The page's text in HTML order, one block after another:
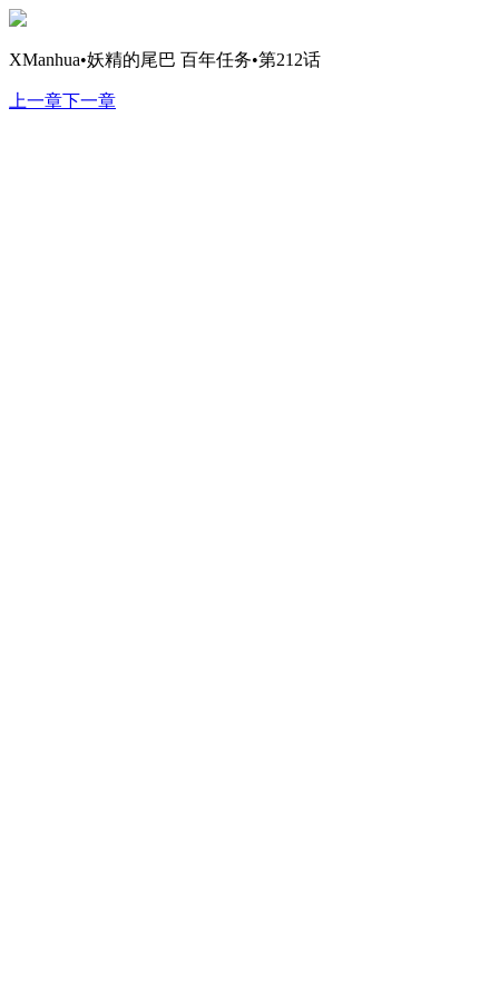
XManhua•妖精的尾巴 百年任务•第212话
上一章下一章